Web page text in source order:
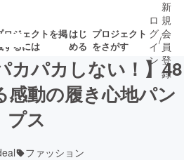
ロジェクトを掲
するには
はじ
める
プロジェクト
をさがす
新着プロ募集終了が近いプ
ロ
グ
イ
ン
/
新
規
会
員
登
録
カパカしない！】48
感動の履き心地パン
プス
ファッション